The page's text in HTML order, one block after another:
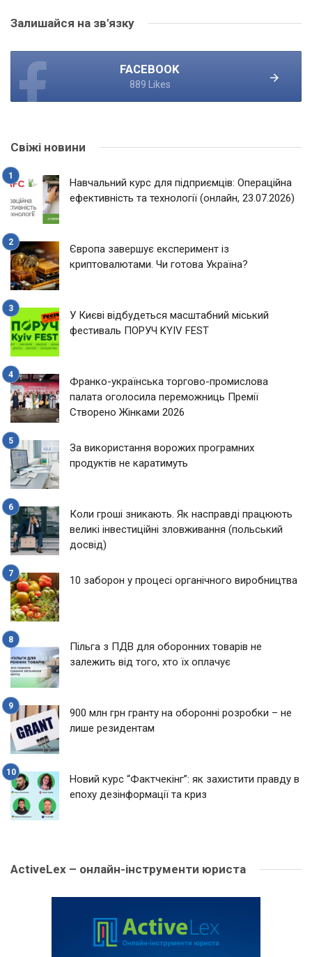
Залишайся на зв'язку
FACEBOOK
889 Likes
Свіжі новини
Навчальний курс для підприємців: Операційна
ефективність та технології (онлайн, 23.07.2026)
Європа завершує експеримент із
криптовалютами. Чи готова Україна?
У Києві відбудеться масштабний міський
фестиваль ПОРУЧ KYIV FEST
Франко-українська торгово-промислова
палата оголосила переможниць Премії
Створено Жінками 2026
За використання ворожих програмних
продуктів не каратимуть
Коли гроші зникають. Як насправді працюють
великі інвестиційні зловживання (польський
досвід)
10 заборон у процесі органічного виробництва
Пільга з ПДВ для оборонних товарів не
залежить від того, хто їх оплачує
900 млн грн гранту на оборонні розробки – не
лише резидентам
Новий курс “Фактчекінг”: як захистити правду в
епоху дезінформації та криз
ActiveLex – онлайн-інструменти юриста